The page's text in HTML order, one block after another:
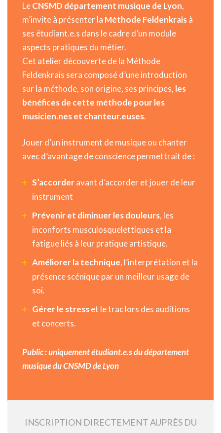
LeCNSMD département musique de Lyon,
m’invite à présenter la Méthode Feldenkraisà
ses étudiant.e.s dans le cadre d’un module
aspects pratiques du métier.
Cet atelier découverte de la Méthode
Feldenkrais sera composé d’une introduction
sur la méthode, son origine, ses principes, les
bénéfices de cette méthode pour les
musicien.nes et chanteur.euses.
Jouer d’un instrument de musique ou chanter
avec d’avantage de conscience permettrait de :
S’accorderavant d’accorder et jouer de leur
instrument
Prévenir et diminuer les douleurs, les
inconforts musculosquelettiques et la
fatigue liés à leur pratique artistique.
Améliorer la technique, l’interprétation et la
présence scénique par un meilleur usage de
soi.
Gérer le stresset le trac lors des auditions
et concerts.
Public : uniquement étudiant.e.s du département
musique du CNSMD de Lyon
INSCRIPTION DIRECTEMENT AUPRÈS DU